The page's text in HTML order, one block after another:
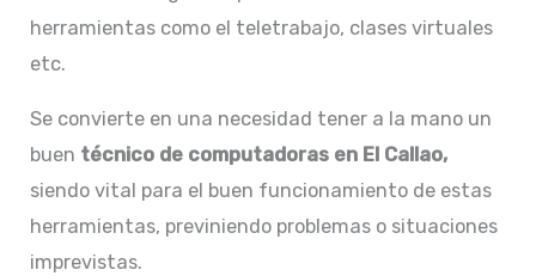
herramientas como el teletrabajo, clases virtuales
etc.
Se convierte en una necesidad tener a la mano un
buen técnico de computadoras en El Callao,
siendo vital para el buen funcionamiento de estas
herramientas, previniendo problemas o situaciones
imprevistas.